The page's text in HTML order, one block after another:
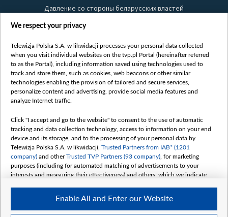
Давление со стороны беларусских властей
Правила использования материалов
Безопасность
Youtube
Белсат news
Белсат Life
Belsat English
Biełsat PL
Белсат Now
Белсат Shorts
Белсат History
Белсат Music
Белсат Doc
We respect your privacy
Telewizja Polska S.A. w likwidacji processes your personal data collected
when you visit individual websites on the tvp.pl Portal (hereinafter referred
to as the Portal), including information saved using technologies used to
track and store them, such as cookies, web beacons or other similar
technologies enabling the provision of tailored and secure services,
personalize content and advertising, provide social media features and
analyze Internet traffic.
Click "I accept and go to the website" to consent to the use of automatic
tracking and data collection technology, access to information on your end
device and its storage, and to the processing of your personal data by
Telewizja Polska S.A. w likwidacji, Trusted Partners from IAB* (1201
company) and otherTrusted TVP Partners (93 company) , for marketing
purposes (including for automated matching of advertisements to your
interests and measuring their effectiveness) and others, which we indicate
The purposes of processing your data by TVP S.A. w likwidacji are as
follows:
Enable All and Enter our Website